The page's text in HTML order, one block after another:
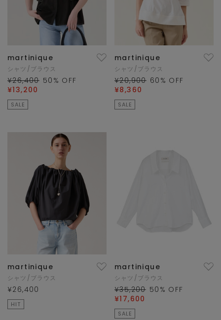
martinique
シャツ/ブラウス
¥26,400 50 % OFF
¥13,200
SALE
martinique
シャツ/ブラウス
¥20,900 60 % OFF
¥8,360
SALE
martinique
シャツ/ブラウス
¥26,400
HIT
martinique
シャツ/ブラウス
¥35,200 50 % OFF
¥17,600
SALE